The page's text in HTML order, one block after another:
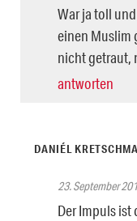
War ja toll
einen Muslim
nicht getraut,
antworten
DANIÉL
23. September
Der Impuls ist